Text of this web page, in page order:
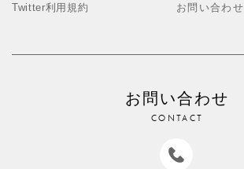
Twitter利用規約
お問い合わせ
お問い合わせ
CONTACT